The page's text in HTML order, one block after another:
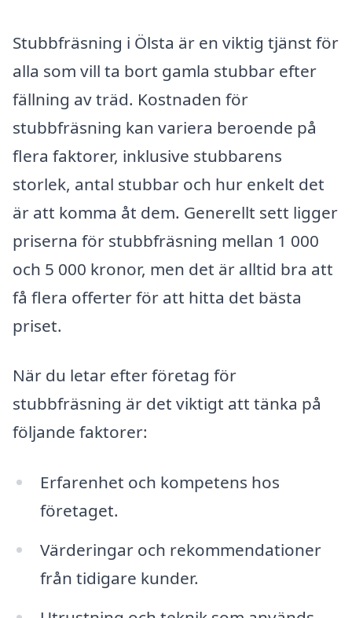
Stubbfräsning i Ölsta är en viktig tjänst för
alla som vill ta bort gamla stubbar efter
fällning av träd. Kostnaden för
stubbfräsning kan variera beroende på
flera faktorer, inklusive stubbarens
storlek, antal stubbar och hur enkelt det
är att komma åt dem. Generellt sett ligger
priserna för stubbfräsning mellan 1 000
och 5 000 kronor, men det är alltid bra att
få flera offerter för att hitta det bästa
priset.
När du letar efter företag för
stubbfräsning är det viktigt att tänka på
följande faktorer:
Erfarenhet och kompetens hos
företaget.
Värderingar och rekommendationer
från tidigare kunder.